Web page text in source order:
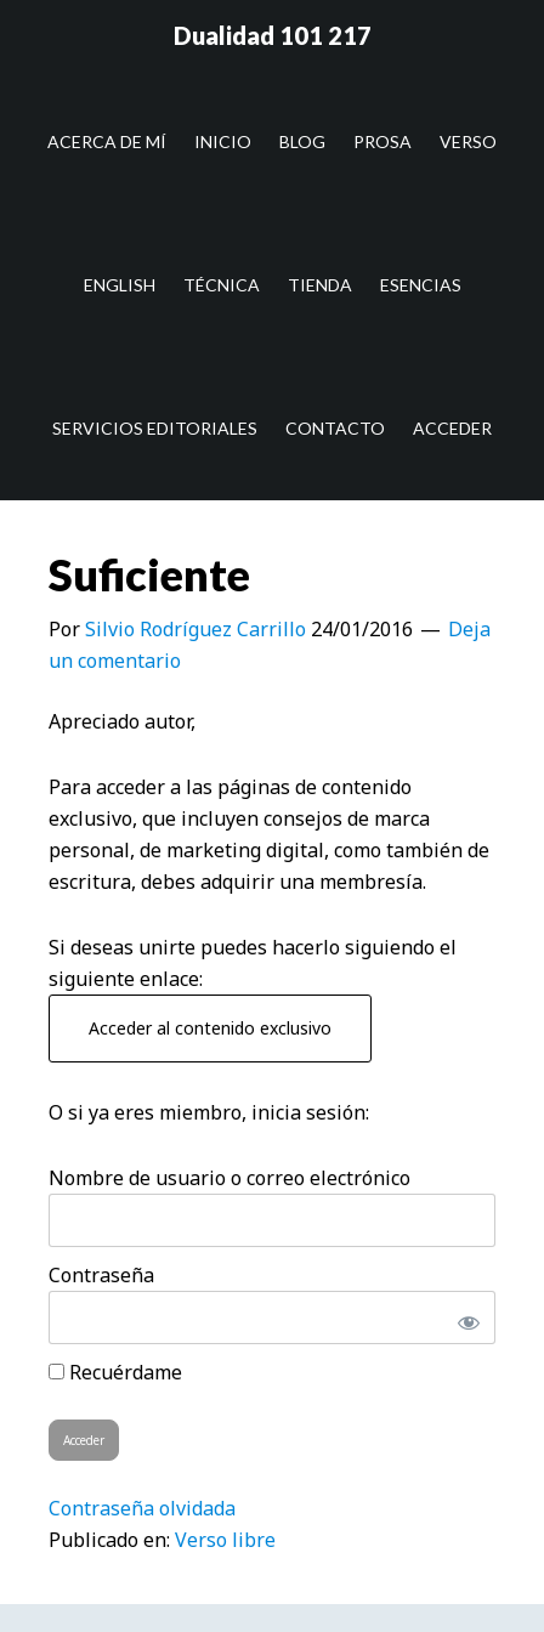
lateral
Dualidad 101 217
ACERCA DE MÍ INICIO BLOG PROSA VERSO
ENGLISH TÉCNICA TIENDA ESENCIAS
SERVICIOS EDITORIALES CONTACTO ACCEDER
Suficiente
PorSilvio Rodríguez Carrillo 24/01/2016
Deja
un comentario
Apreciado autor,
Para acceder a las páginas de contenido
exclusivo, que incluyen consejos de marca
personal, de marketing digital, como también de
escritura, debes adquirir una membresía.
Si deseas unirte puedes hacerlo siguiendo el
siguiente enlace:
Acceder al contenido exclusivo
O si ya eres miembro, inicia sesión:
Nombre de usuario o correo electrónico
Contraseña
Recuérdame
Contraseña olvidada
Publicado en: Verso libre